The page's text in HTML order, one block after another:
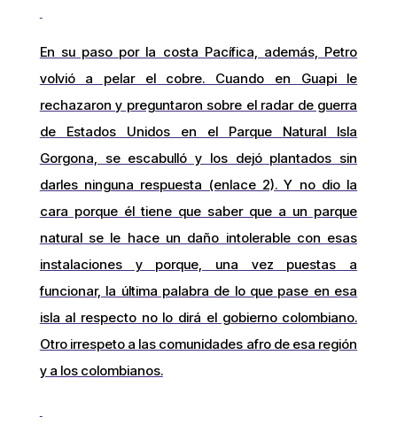
En su paso por la costa Pacífica, además, Petro
volvió a pelar el cobre. Cuando en Guapi le
rechazaron y preguntaron sobre el radar de guerra
de Estados Unidos en el Parque Natural Isla
Gorgona, se escabulló y los dejó plantados sin
darles ninguna respuesta (enlace 2). Y no dio la
cara porque él tiene que saber que a un parque
natural se le hace un daño intolerable con esas
instalaciones y porque, una vez puestas a
funcionar, la última palabra de lo que pase en esa
isla al respecto no lo dirá el gobierno colombiano.
Otro irrespeto a las comunidades afro de esa región
y a los colombianos.